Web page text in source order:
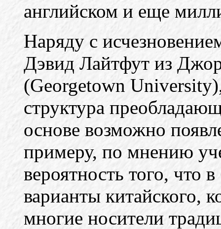
английском и еще
Наряду с
Дэвид Лайтфут из
(Georgetown
структура
основе возможно
примеру, по мнению
вероятность того, что
варианты китайского,
многие носители